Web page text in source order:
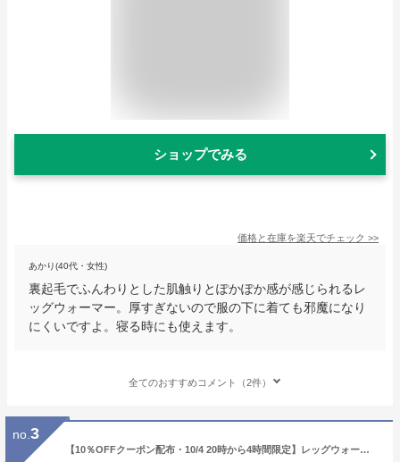
ショップでみる
価格と在庫を楽天でチェック >>
あかり(40代・女性)
裏起毛でふんわりとした肌触りとぽかぽか感が感じられるレ
ッグウォーマー。厚すぎないので服の下に着ても邪魔になり
にくいですよ。寝る時にも使えます。
全てのおすすめコメント（2件）
no. 3
【10％OFFクーポン配布・10/4 20時から4時間限定】レッグウォーマー 夏用 シルク ロング丈 レディース メンズ 52cm丈 男女兼用 日本製 シルク 絹 綿 足首 温活 しめつけない 裏地絹100％ シルク100％ 冷え対策 冷えとり 睡眠 おやすみ クーラー 母の日 ギフト